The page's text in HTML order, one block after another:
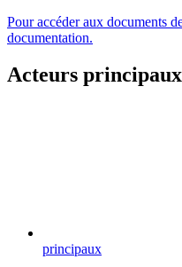
Pour accéder aux documents
documentation.
Acteurs principaux
principaux